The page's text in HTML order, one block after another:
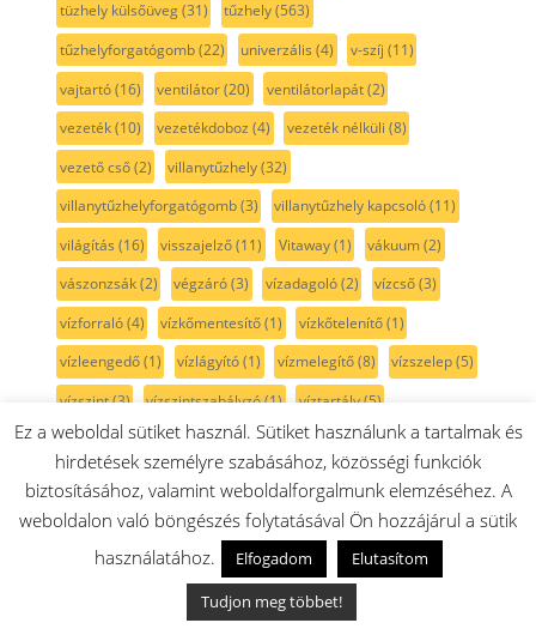
tüzhely külsőüveg(31) tűzhely(563)
tűzhelyforgatógomb(22) univerzális (4) v-szíj (11)
vajtartó(16) ventilátor(20) ventilátorlapát(2)
vezeték(10) vezetékdoboz (4) vezeték nélküli (8)
vezető cső(2) villanytűzhely(32)
villanytűzhelyforgatógomb(3) villanytűzhely kapcsoló(11)
világítás (16) visszajelző(11) Vitaway(1) vákuum(2)
vászonzsák(2) végzáró(3) vízadagoló(2) vízcső(3)
vízforraló(4) vízkőmentesítő(1) vízkőtelenítő(1)
vízleengedő(1) vízlágyító(1) vízmelegítő(8) vízszelep(5)
vízszint(3) vízszintszabályzó(1) víztartály(5)
vízváltó szelep(1) WaveActive(8) wok(10) xtraspace (1)
(2) zavarszűrő zsanér zsanéralátét
zsanérpersely (2) zsanértakaró(2) zsanértartó(2)
zsinór(1) zsomp(2) zsírfilter(2) zsírszűrő(6)
zöldségfiók(50) állítható láb
Ez a weboldal sütiket használ. Sütiket használunk a tartalmak és
hirdetések személyre szabásához, közösségi funkciók
biztosításához, valamint weboldalforgalmunk elemzéséhez. A
weboldalon való böngészés folytatásával Ön hozzájárul a sütik
használatához.
Elfogadom
Elutasítom
Tudjon meg többet!